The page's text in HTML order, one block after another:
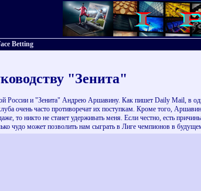
Betting
"Зенита"
России и "Зенита" Андрею Аршавину. Как пишет Daily Mail, в
очень часто противоречат их поступкам. Кроме того,
то никто не станет удерживать меня. Если честно, есть
чудо может позволить нам сыграть в Лиге чемпионов в